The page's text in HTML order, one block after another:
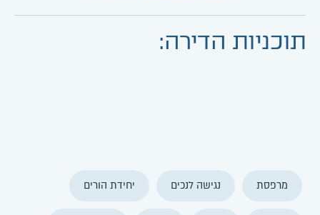
תוכניות הדירה:
מרפסת נגישה לנכים יחידת הורים